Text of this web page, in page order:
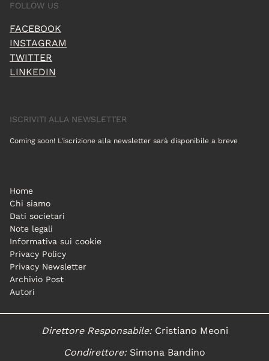
FOLLOW US
FACEBOOK
INSTAGRAM
TWITTER
LINKEDIN
ISCRIVITI ALLA NEWSLETTER
Coming soon! L'iscrizione alla newsletter sarà disponibile a breve
Home
Chi siamo
Dati societari
Note legali
Informativa sui cookie
Privacy Policy
Privacy Newsletter
Archivio Post
Autori
Direttore Responsabile:Cristiano Meoni
Condirettore:Simona Bandino